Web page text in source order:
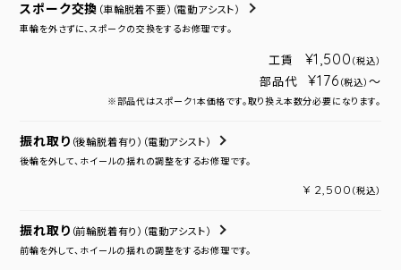
スポーク交換 （車輪脱着不要） （電動アシスト）
車輪を外さずに、スポークの交換をするお修理です。
工賃 ¥1,500 （税込）
部品代 ¥176 （税込） ～
※部品代はスポーク1本価格です。取り換え本数分必要になります。
振れ取り （後輪脱着有り） （電動アシスト）
後輪を外して、ホイールの揺れの調整をするお修理です。
¥ 2,500 （税込）
振れ取り （前輪脱着有り） （電動アシスト）
前輪を外して、ホイールの揺れの調整をするお修理です。